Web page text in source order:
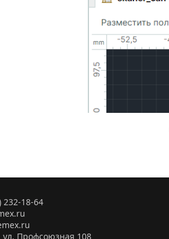
232-18-64
ул. Профсоюзная 108